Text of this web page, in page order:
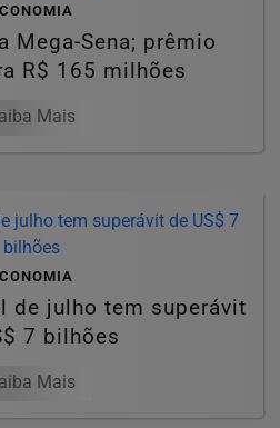
Mega-Sena; prêmio
R$ 165 milhões
Mais
de julho tem superávit
7 bilhões
Mais